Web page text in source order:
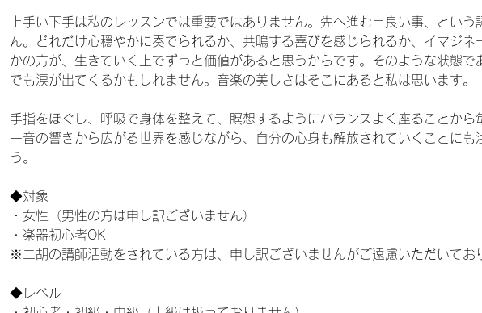
上手い下手は私のレッスンでは重要ではありません。先へ進む＝良い事、という
ん。どれだけ心穏やかに奏でられるか、共鳴する喜びを感じられるか、イマジネ
かの方が、生きていく上でずっと価値があると思うからです。そのような状態で
でも涙が出てくるかもしれません。音楽の美しさはそこにあると私は思います。
手指をほぐし、呼吸で身体を整えて、瞑想するようにバランスよく座ることから
一音の響きから広がる世界を感じながら、自分の心身も解放されていくことにも
う。
◆対象
・女性（男性の方は申し訳ございません）
・楽器初心者OK
※二胡の講師活動をされている方は、申し訳ございませんがご遠慮いただいてお
◆レベル